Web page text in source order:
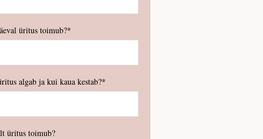
üritus toimub?
algab ja kui kaua kestab?
üritus toimub?